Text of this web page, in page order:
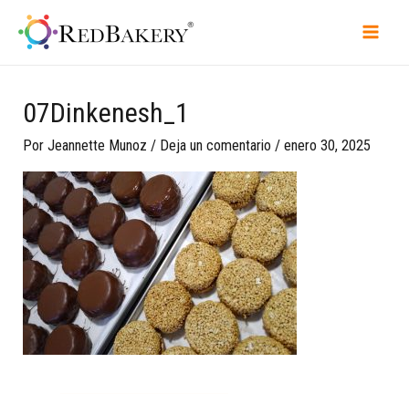
07Dinkenesh_1
PorJeannette Munoz / Deja un comentario /enero 30, 2025